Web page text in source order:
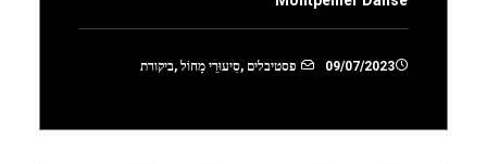
09/07/2023 פסטיבלים ,סִיעוּרֵי מָחוֹל ,ביקורת